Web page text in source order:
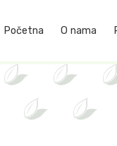
Početna O nama